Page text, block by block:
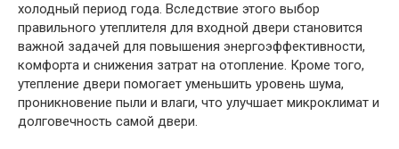
холодный период года. Вследствие этого выбор
правильного утеплителя для входной двери становится
важной задачей для повышения энергоэффективности,
комфорта и снижения затрат на отопление. Кроме того,
утепление двери помогает уменьшить уровень шума,
проникновение пыли и влаги, что улучшает микроклимат и
долговечность самой двери.